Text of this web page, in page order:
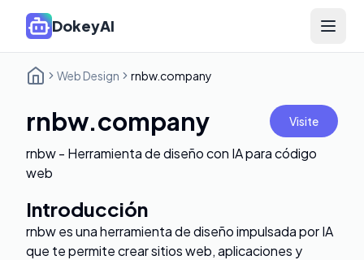
DokeyAI Open
Web Design rnbw.company
rnbw.company Visite
rnbw - Herramienta de diseño con IA para código
web
Introducción
rnbw es una herramienta de diseño impulsada por IA
que te permite crear sitios web, aplicaciones y